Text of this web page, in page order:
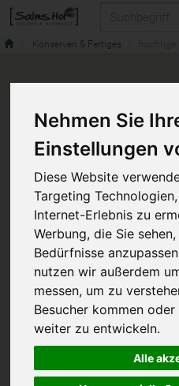
Nehmen Sie
Einstellungen
Diese Website
Targeting
Internet-Erlebnis zu
Werbung, die Sie
Bedürfnisse
nutzen wir außerdem
messen, um zu
Besucher kommen
weiter zu entwickeln.
Alle
Konserven & Fertiges